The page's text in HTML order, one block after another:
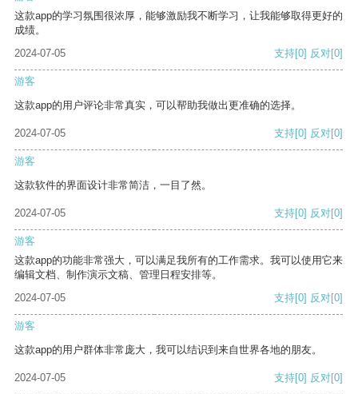
这款app的学习氛围很浓厚，能够激励我不断学习，让我能够取得更好的
成绩。
2024-07-05
支持[0] 反对[0]
游客
这款app的用户评论非常真实，可以帮助我做出更准确的选择。
2024-07-05 支持[0] 反对[0]
游客
这款软件的界面设计非常简洁，一目了然。
2024-07-05 支持[0] 反对[0]
游客
这款app的功能非常强大，可以满足我所有的工作需求。我可以使用它来
编辑文档、制作演示文稿、管理日程安排等。
2024-07-05
支持[0] 反对[0]
游客
这款app的用户群体非常庞大，我可以结识到来自世界各地的朋友。
2024-07-05 支持[0] 反对[0]